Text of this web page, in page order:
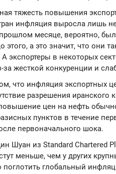
тяжесть повышения
инфляция выросла лишь
месяце, вероятно,
этого, а это значит, что они
экспортеры в некоторых
за жесткой конкуренции и
что инфляция экспортных
разрешения
цен на нефть
пунктов в течение
первоначального шока.
Шуан из Standard Chartered
меньше, чем у других
поглотить глобальный